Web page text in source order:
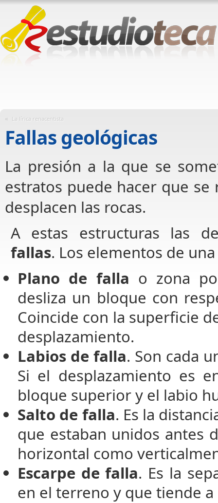
« La lírica renacentista
Fallas geológicas
La presión a la que se
estratos puede hacer que se
desplacen las rocas.
A estas estructuras las
fallas. Los elementos de
Plano de falla o zona
desliza un bloque con
Coincide con la superficie
desplazamiento.
Labios de falla. Son cada
Si el desplazamiento es
bloque superior y el labio
Salto de falla. Es la
que estaban unidos antes
horizontal como
Escarpe de falla. Es la
en el terreno y que tiende